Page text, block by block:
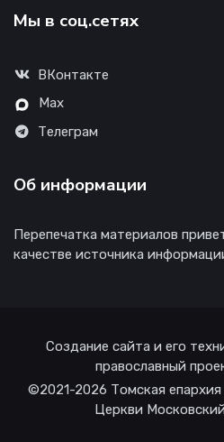
Мы в соц.сетях
ВКонтакте
Max
Телеграм
Об информации
Перепечатка материалов
качестве источника
Создание сайта и его
православный
©2021-2026 Томская
Церкви